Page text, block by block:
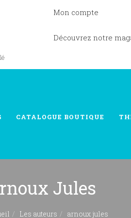
Mon compte
Découvrez notre
CATALOGUE BOUTIQUE
Jules
Les auteurs arnoux jules